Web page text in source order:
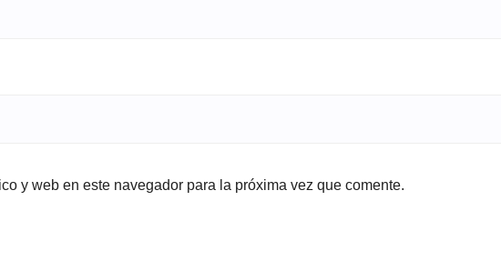
y web en este navegador para la próxima vez que comente.